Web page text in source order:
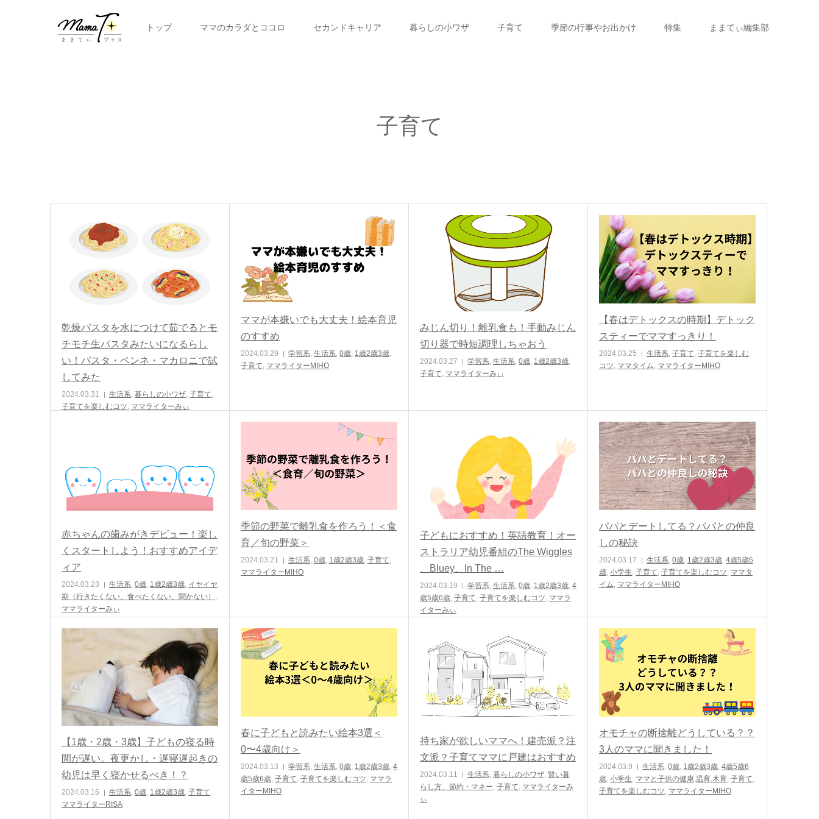
トップ ママのカラダとココロ セカンドキャリア 暮らしの小ワザ 子育て 季節の行事やお出かけ 特集 ままてぃ編集部
子育て
乾燥パスタを水につけて茹でるとモ
チモチ生パスタみたいになるらし
い！パスタ・ペンネ・マカロニで試
してみた
2024.03.31 生活系, 暮らしの小ワザ, 子育て,
子育てを楽しむコツ, ママライターみぃ
ママが本嫌いでも大丈夫！絵本育児
のすすめ
2024.03.29 学習系 生活系 0歳 1歳2歳3歳
子育て ママライターMIHO
みじん切り！離乳食も！手動みじん
切り器で時短調理しちゃおう
2024.03.27 学習系, 生活系, 0歳, 1歳2歳3歳,
子育て, ママライターみぃ
【春はデトックスの時期】デトック
スティーでママすっきり！
2024.03.25 生活系 子育て 子育てを楽しむ
コツ ママタイム ママライターMIHO
赤ちゃんの歯みがきデビュー！楽し
くスタートしよう！おすすめアイデ
ィア
2024.03.23 生活系, 0歳, 1歳2歳3歳, イヤイヤ
期（行きたくない、食べたくない、聞かない） ,
ママライターみぃ
季節の野菜で離乳食を作ろう！＜食
育／旬の野菜＞
2024.03.21 生活系 0歳 1歳2歳3歳 子育て
ママライターMIHO
子どもにおすすめ！英語教育！オー
ストラリア幼児番組のThe Wiggles
、Bluey、In The …
2024.03.19 学習系, 生活系, 0歳, 1歳2歳3歳, 4
歳5歳6歳, 子育て, 子育てを楽しむコツ, ママラ
イターみぃ
パパとデートしてる？パパとの仲良
しの秘訣
2024.03.17 生活系 0歳 1歳2歳3歳 4歳5歳6
歳 小学生 子育て 子育てを楽しむコツ ママタ
イム ママライターMIHO
【1歳・2歳・3歳】子どもの寝る時
間が遅い。夜更かし・遅寝遅起きの
幼児は早く寝かせるべき！？
2024.03.16 生活系, 0歳, 1歳2歳3歳, 子育て,
ママライターRISA
春に子どもと読みたい絵本3選＜
0〜4歳向け＞
2024.03.13 学習系 生活系 0歳 1歳2歳3歳 4
歳5歳6歳 子育て 子育てを楽しむコツ ママラ
イターMIHO
持ち家が欲しいママへ！建売派？注
文派？子育てママに戸建はおすすめ
2024.03.11 生活系, 暮らしの小ワザ, 賢い暮
らし方、節約・マネー, 子育て, ママライターみ
ぃ
オモチャの断捨離どうしている？？
3人のママに聞きました！
2024.03.9 生活系 0歳 1歳2歳3歳 4歳5歳6
歳 小学生 ママと子供の健康,温育,木育 子育て
子育てを楽しむコツ ママライターMIHO